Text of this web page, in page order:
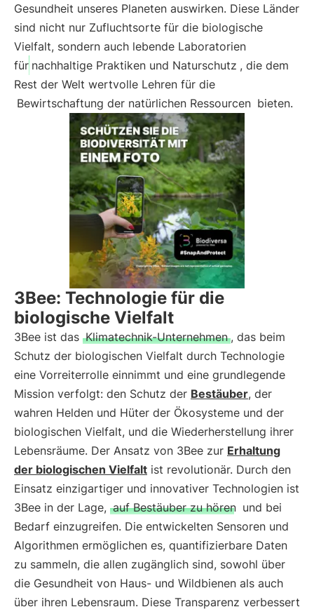
Gesundheit unseres Planeten auswirken. Diese Länder
sind nicht nur Zufluchtsorte für die biologische
Vielfalt, sondern auch lebende Laboratorien
für nachhaltige Praktiken und Naturschutz , die dem
Rest der Welt wertvolle Lehren für die
Bewirtschaftung der natürlichen Ressourcen bieten.
3Bee: Technologie für die
biologische Vielfalt
3Bee ist das Klimatechnik-Unternehmen , das beim
Schutz der biologischen Vielfalt durch Technologie
eine Vorreiterrolle einnimmt und eine grundlegende
Mission verfolgt: den Schutz der Bestäuber, der
wahren Helden und Hüter der Ökosysteme und der
biologischen Vielfalt, und die Wiederherstellung ihrer
Lebensräume. Der Ansatz von 3Bee zur Erhaltung
der biologischen Vielfalt ist revolutionär. Durch den
Einsatz einzigartiger und innovativer Technologien ist
3Bee in der Lage, auf Bestäuber zu hören und bei
Bedarf einzugreifen. Die entwickelten Sensoren und
Algorithmen ermöglichen es, quantifizierbare Daten
zu sammeln, die allen zugänglich sind, sowohl über
die Gesundheit von Haus- und Wildbienen als auch
über ihren Lebensraum. Diese Transparenz verbessert